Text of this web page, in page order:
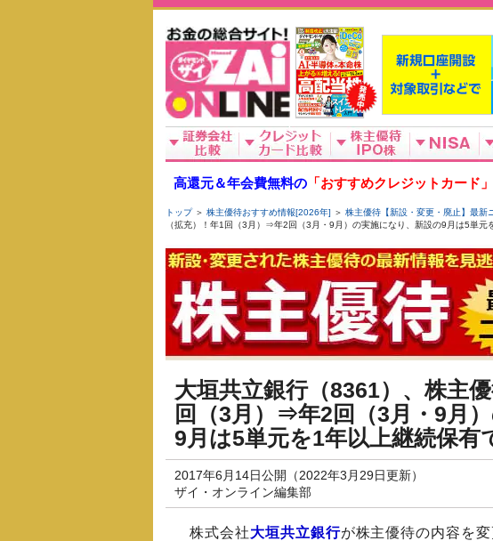
高還元＆年会費無料の 「おすすめクレジットカード
トップ＞ 株主優待おすすめ情報[2026年] ＞ 株主優待【新設・変更・廃止】最新
（拡充）！年1回（3月）⇒年2回（3月・9月）の実施になり、新設の9月は5単元
大垣共立銀行（8361）、株主
回（3月）⇒年2回（3月・9月
9月は5単元を1年以上継続保有
2017年6月14日公開（2022年3月29日更新）
ザイ・オンライン編集部
株式会社大垣共立銀行が株主優待の内容を